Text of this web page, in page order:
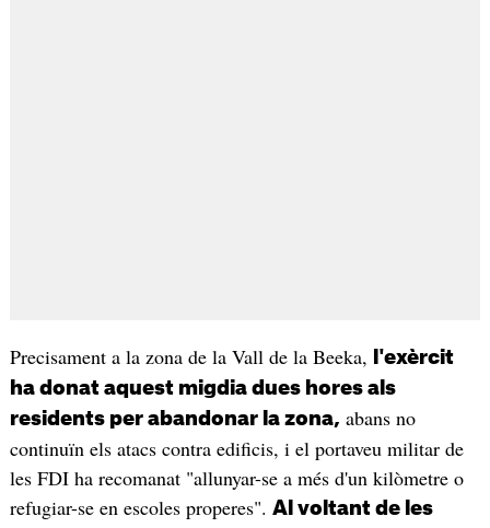
Precisament a la zona de la Vall de la Beeka,
l'exèrcit
ha donat aquest migdia dues hores als
residents per abandonar la zona, abans no
continuïn els atacs contra edificis, i el portaveu militar de
les FDI ha recomanat "allunyar-se a més d'un kilòmetre o
refugiar-se en escoles properes". Al voltant de les